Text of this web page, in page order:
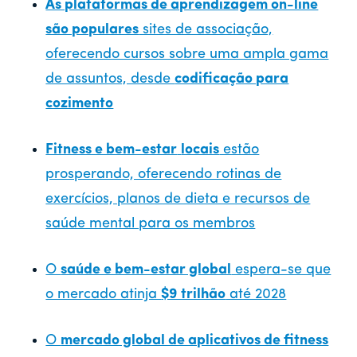
As plataformas de aprendizagem on-line
são populares sites de associação,
oferecendo cursos sobre uma ampla gama
de assuntos, desdecodificação para
cozimento
Fitness e bem-estar locais estão
prosperando, oferecendo rotinas de
exercícios, planos de dieta e recursos de
saúde mental para os membros
Osaúde e bem-estar global espera-se que
o mercado atinja$9 trilhão até 2028
O mercado global de aplicativos de fitness